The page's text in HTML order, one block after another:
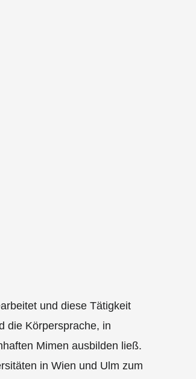
und diese Tätigkeit
die Körpersprache, in
Mimen ausbilden ließ.
in Wien und Ulm zum